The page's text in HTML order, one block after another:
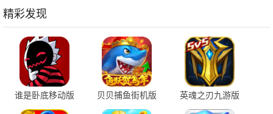
精彩发现
谁是卧底移动版
2.1.38 安卓版
贝贝捕鱼街机版
1.0.20051 最新版
英魂之刃九游版
3.5.7.0 安卓版